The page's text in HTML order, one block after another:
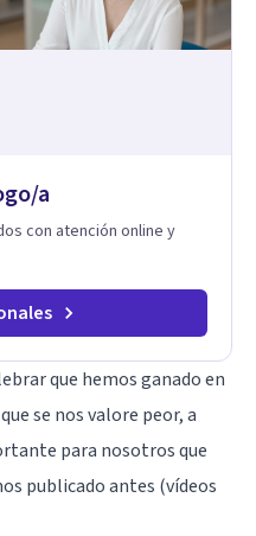
que has experimentado
te gustaría que fueran
a
con atención online y
que hemos ganado en
se nos valore peor, a
para nosotros que
publicado antes (vídeos